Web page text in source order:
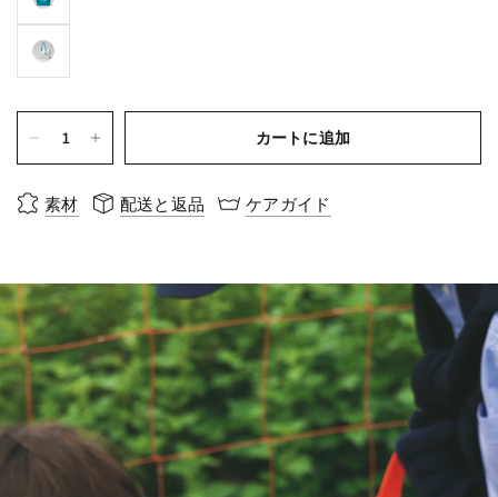
カートに追加
素材 配送と返品 ケアガイド